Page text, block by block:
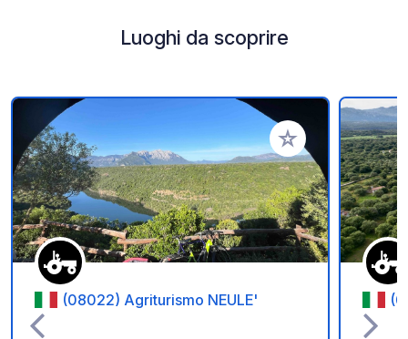
Luoghi da scoprire
Aggiungi ai tuoi
(08022) Agriturismo NEULE'